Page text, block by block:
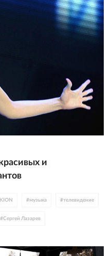
и
KION #музыка #телевидение
#Сергей Лазарев